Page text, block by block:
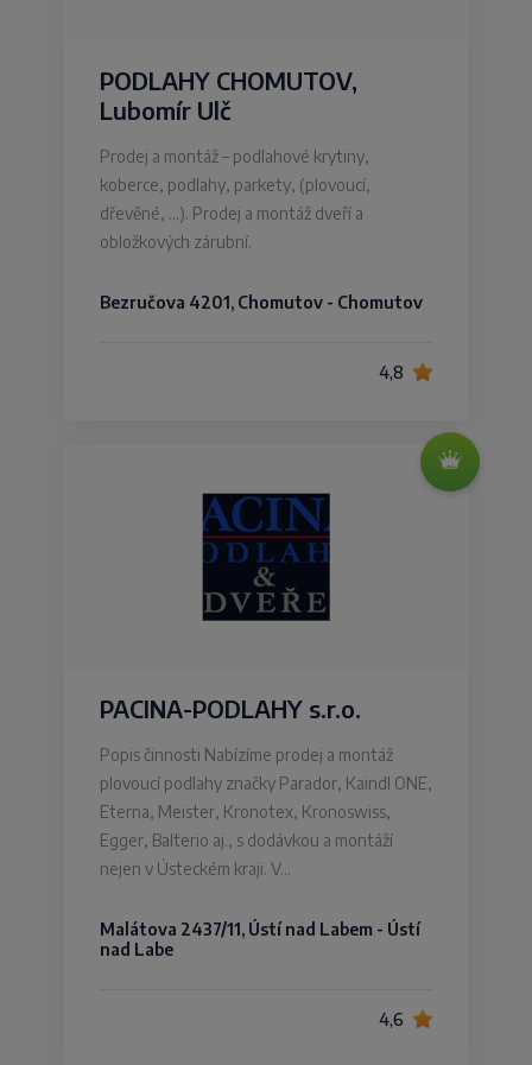
PODLAHY CHOMUTOV,
Lubomír Ulč
Prodej a montáž – podlahové krytiny,
koberce, podlahy, parkety, (plovoucí,
dřevěné, …). Prodej a montáž dveří a
obložkových zárubní.
Bezručova 4201, Chomutov - Chomutov
4,8
PACINA-PODLAHY s.r.o.
Popis činnosti Nabízíme prodej a montáž
plovoucí podlahy značky Parador, Kaindl ONE,
Eterna, Meister, Kronotex, Kronoswiss,
Egger, Balterio aj., s dodávkou a montáží
nejen v Ústeckém kraji. V…
Malátova 2437/11, Ústí nad Labem - Ústí
nad Labe
4,6